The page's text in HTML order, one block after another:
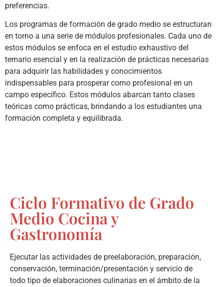
preferencias.
Los programas de formación de grado medio se estructuran
en torno a una serie de módulos profesionales. Cada uno de
estos módulos se enfoca en el estudio exhaustivo del
temario esencial y en la realización de prácticas necesarias
para adquirir las habilidades y conocimientos
indispensables para prosperar como profesional en un
campo específico. Estos módulos abarcan tanto clases
teóricas como prácticas, brindando a los estudiantes una
formación completa y equilibrada.
Ciclo Formativo de Grado
Medio Cocina y
Gastronomía
Ejecutar las actividades de preelaboración, preparación,
conservación, terminación/presentación y servicio de
todo tipo de elaboraciones culinarias en el ámbito de la